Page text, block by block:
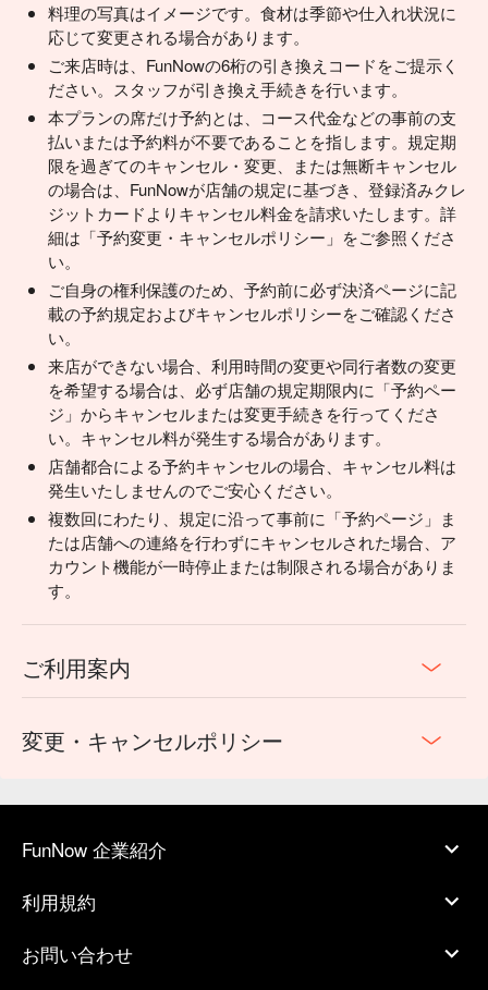
料理の写真はイメージです。食材は季節や仕入れ状況に
応じて変更される場合があります。
ご来店時は、FunNowの6桁の引き換えコードをご提示く
ださい。スタッフが引き換え手続きを行います。
本プランの席だけ予約とは、コース代金などの事前の支
払いまたは予約料が不要であることを指します。規定期
限を過ぎてのキャンセル・変更、または無断キャンセル
の場合は、FunNowが店舗の規定に基づき、登録済みクレ
ジットカードよりキャンセル料金を請求いたします。詳
細は「予約変更・キャンセルポリシー」をご参照くださ
い。
ご自身の権利保護のため、予約前に必ず決済ページに記
載の予約規定およびキャンセルポリシーをご確認くださ
い。
来店ができない場合、利用時間の変更や同行者数の変更
を希望する場合は、必ず店舗の規定期限内に「予約ペー
ジ」からキャンセルまたは変更手続きを行ってくださ
い。キャンセル料が発生する場合があります。
店舗都合による予約キャンセルの場合、キャンセル料は
発生いたしませんのでご安心ください。
複数回にわたり、規定に沿って事前に「予約ページ」ま
たは店舗への連絡を行わずにキャンセルされた場合、ア
カウント機能が一時停止または制限される場合がありま
す。
ご利用案内
変更・キャンセルポリシー
FunNow 企業紹介
利用規約
お問い合わせ